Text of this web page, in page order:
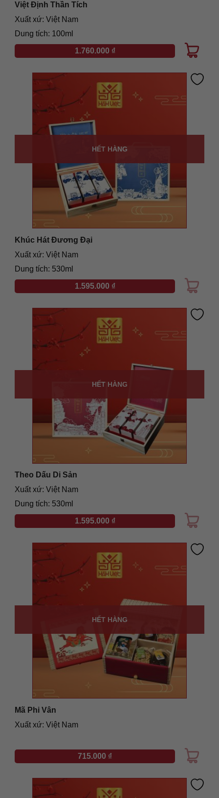
Xuất xứ: Việt Nam
Dung tích: 100ml
Việt Định Thần Tích
1.760.000 ₫
HẾT HÀNG
Xuất xứ: Việt Nam
Dung tích: 530ml
Khúc Hát Đương Đại
1.595.000 ₫
HẾT HÀNG
Xuất xứ: Việt Nam
Dung tích: 530ml
Theo Dấu Di Sản
1.595.000 ₫
HẾT HÀNG
Xuất xứ: Việt Nam
Mã Phi Vân
715.000 ₫